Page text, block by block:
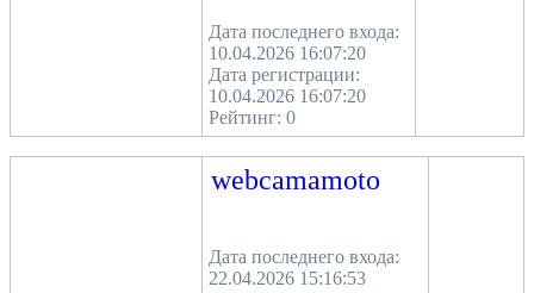
Дата последнего входа:
10.04.2026 16:07:20
Дата регистрации:
10.04.2026 16:07:20
Рейтинг: 0
webcamamoto
Дата последнего входа:
22.04.2026 15:16:53